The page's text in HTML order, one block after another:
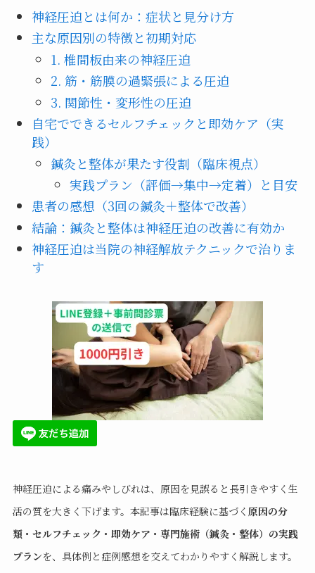
神経圧迫とは何か：症状と見分け方
主な原因別の特徴と初期対応
1. 椎間板由来の神経圧迫
2. 筋・筋膜の過緊張による圧迫
3. 関節性・変形性の圧迫
自宅でできるセルフチェックと即効ケア（実
践）
鍼灸と整体が果たす役割（臨床視点）
実践プラン（評価→集中→定着）と目安
患者の感想（3回の鍼灸＋整体で改善）
結論：鍼灸と整体は神経圧迫の改善に有効か
神経圧迫は当院の神経解放テクニックで治りま
す
神経圧迫による痛みやしびれは、原因を見誤ると長引きやすく生
活の質を大きく下げます。本記事は臨床経験に基づく 原因の分
類・セルフチェック・即効ケア・専門施術（鍼灸・整体）の実践
プランを、具体例と症例感想を交えてわかりやすく解説します。